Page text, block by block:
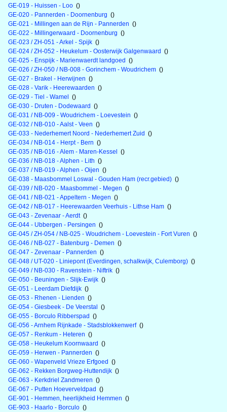
GE-019 - Huissen - Loo ()
GE-020 - Pannerden - Doornenburg ()
GE-021 - Millingen aan de Rijn - Pannerden ()
GE-022 - Millingerwaard - Doornenburg ()
GE-023 / ZH-051 - Arkel - Spijk ()
GE-024 / ZH-052 - Heukelum - Oosterwijk Galgenwaard ()
GE-025 - Enspijk - Marienwaerdt landgoed ()
GE-026 / ZH-050 / NB-008 - Gorinchem - Woudrichem ()
GE-027 - Brakel - Herwijnen ()
GE-028 - Varik - Heerewaarden ()
GE-029 - Tiel - Wamel ()
GE-030 - Druten - Dodewaard ()
GE-031 / NB-009 - Woudrichem - Loevestein ()
GE-032 / NB-010 - Aalst - Veen ()
GE-033 - Nederhemert Noord - Nederhemert Zuid ()
GE-034 / NB-014 - Herpt - Bern ()
GE-035 / NB-016 - Alem - Maren-Kessel ()
GE-036 / NB-018 - Alphen - Lith ()
GE-037 / NB-019 - Alphen - Oijen ()
GE-038 - Maasbommel Loswal - Gouden Ham (recr.gebied) ()
GE-039 / NB-020 - Maasbommel - Megen ()
GE-041 / NB-021 - Appeltern - Megen ()
GE-042 / NB-017 - Heerewaarden Veerhuis - Lithse Ham ()
GE-043 - Zevenaar - Aerdt ()
GE-044 - Ubbergen - Persingen ()
GE-045 / ZH-054 / NB-025 - Woudrichem - Loevestein - Fort Vuren ()
GE-046 / NB-027 - Batenburg - Demen ()
GE-047 - Zevenaar - Pannerden ()
GE-048 / UT-020 - Liniepont (Everdingen, schalkwijk, Culemborg) ()
GE-049 / NB-030 - Ravenstein - Niftrik ()
GE-050 - Beuningen - Slijk-Ewijk ()
GE-051 - Leerdam Diefdijk ()
GE-053 - Rhenen - Lienden ()
GE-054 - Giesbeek - De Veerstal ()
GE-055 - Borculo Ribberspad ()
GE-056 - Arnhem Rijnkade - Stadsblokkenwerf ()
GE-057 - Renkum - Heteren ()
GE-058 - Heukelum Koornwaard ()
GE-059 - Herwen - Pannerden ()
GE-060 - Wapenveld Vrieze Erfgoed ()
GE-062 - Rekken Borgweg-Huttendijk ()
GE-063 - Kerkdriel Zandmeren ()
GE-067 - Putten Hoeverveldpad ()
GE-901 - Hemmen, heerlijkheid Hemmen ()
GE-903 - Haarlo - Borculo ()